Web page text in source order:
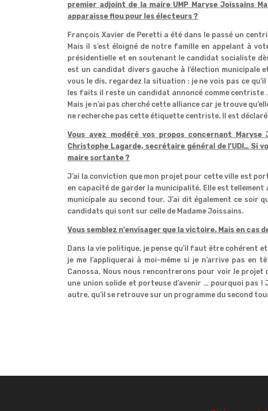
premier adjoint de la maire UMP Maryse Joissains
apparaisse flou pour les électeurs ?
François Xavier de Peretti a été dans le passé un
Mais il s’est éloigné de notre famille en appelant à
présidentielle et en soutenant le candidat socialiste
est un candidat divers gauche à l’élection municipale
vous le dis, regardez la situation : je ne vois pas ce
les faits il reste un candidat annoncé comme
Mais je n’ai pas cherché cette alliance car je trouve
ne recherche pas cette étiquette centriste. Il est déclaré
Vous avez modéré vos propos concernant
Christophe Lagarde, secrétaire général de l’UDI… Si
maire sortante ?
J’ai la conviction que mon projet pour cette ville est
en capacité de garder la municipalité. Elle est tellement
municipale au second tour. J’ai dit également ce soir
candidats qui sont sur celle de Madame Joissains.
Vous semblez n’envisager que la victoire. Mais en cas
Dans la vie politique, je pense qu’il faut être cohérent et
je me l’appliquerai à moi-même si je n’arrive pas
Canossa. Nous nous rencontrerons pour voir le projet
une union solide et porteuse d’avenir … pourquoi pas !
autre, qu’il se retrouve sur un programme du second